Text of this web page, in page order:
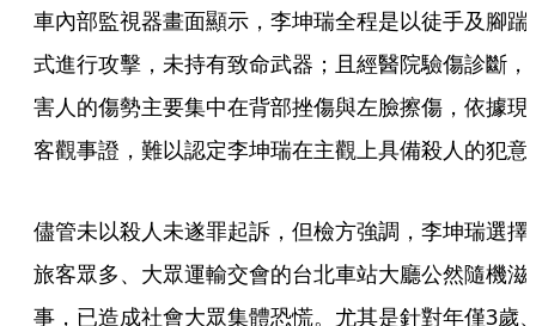
車內部監視器畫面顯示，李坤瑞全程是以徒手及腳踹
式進行攻擊，未持有致命武器；且經醫院驗傷診斷，
害人的傷勢主要集中在背部挫傷與左臉擦傷，依據現
客觀事證，難以認定李坤瑞在主觀上具備殺人的犯意
儘管未以殺人未遂罪起訴，但檢方強調，李坤瑞選擇
旅客眾多、大眾運輸交會的台北車站大廳公然隨機滋
事，已造成社會大眾集體恐慌。尤其是針對年僅3歲